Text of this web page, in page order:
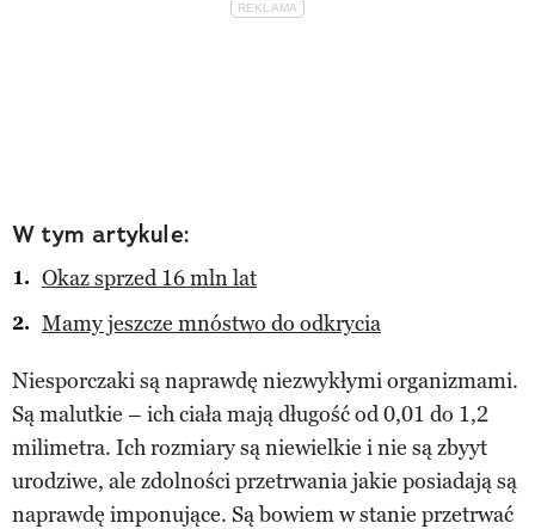
W tym artykule:
Okaz sprzed 16 mln lat
Mamy jeszcze mnóstwo do odkrycia
Niesporczaki są naprawdę niezwykłymi organizmami.
Są malutkie – ich ciała mają długość od 0,01 do 1,2
milimetra. Ich rozmiary są niewielkie i nie są zbyyt
urodziwe, ale zdolności przetrwania jakie posiadają są
naprawdę imponujące. Są bowiem w stanie przetrwać